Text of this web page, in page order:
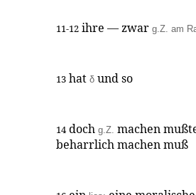
11-12 ihre — zwar g.Z. am
13 hat δ und so
14 doch g.Z. machen
beharrlich machen muß